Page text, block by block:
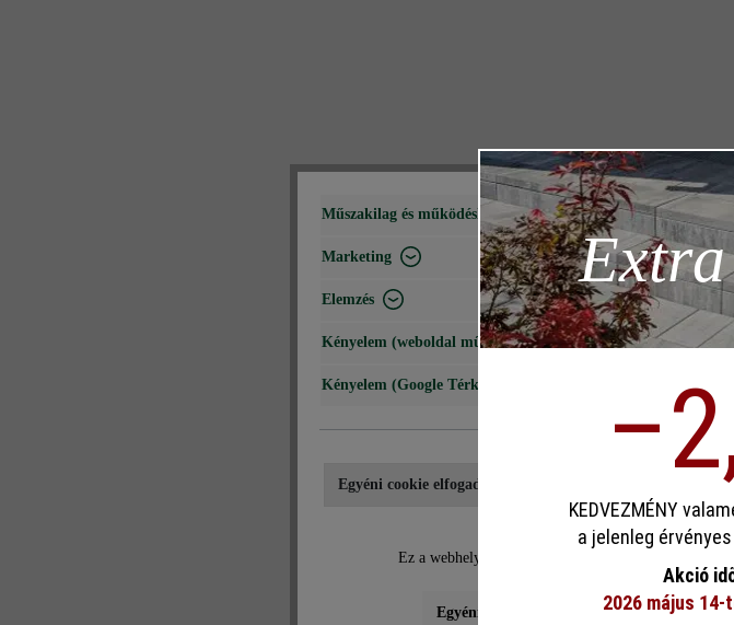
Műszakilag és működéshez szükséges
Marketing
Elemzés
Kényelem (weboldal működése)
Kényelem (Google Térkép)
Egyéni cookie elfogadása
Ez a webhely cookie-kat használ, hogy a lehető
Egyéni beállítások Csak funkcionális
KEDVEZMÉNY
a jelenleg
Akció
2026 május